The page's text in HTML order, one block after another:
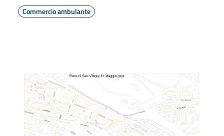
Commercio ambulante